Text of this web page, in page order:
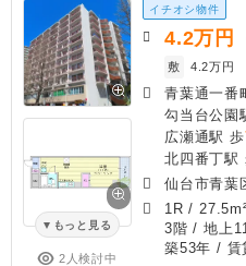
もっと見る
2人検討中
イチオシ物件
4.2万円
敷
4.2万円
青葉通一番
勾当台公園
広瀬通駅 歩
北四番丁駅
仙台市青葉
1R / 27.5m²
3階 / 地上
築53年 / 賃